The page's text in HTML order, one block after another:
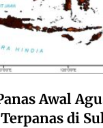
Awal
di